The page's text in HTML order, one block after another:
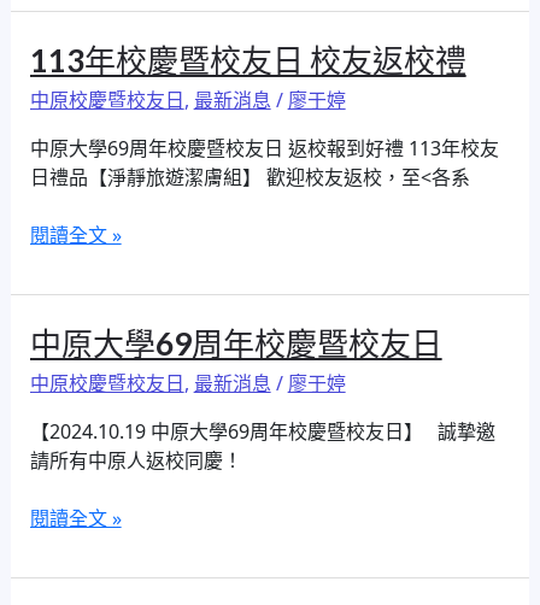
友
回
娘
家
活
動
113年校慶暨校友日 校友返校禮
中原校慶暨校友日, 最新消息 / 廖于婷
中原大學69周年校慶暨校友日 返校報到好禮 113年校友
日禮品【淨靜旅遊潔膚組】 歡迎校友返校，至<各系
113
年
校
慶
暨
友
返
校
禮
閱讀全文 »
中原大學69周年校慶暨校友日
中原校慶暨校友日, 最新消息 / 廖于婷
【2024.10.19 中原大學69周年校慶暨校友日】 誠摯邀
請所有中原人返校同慶！
中
原
大
學
69
年
閱讀全文 »